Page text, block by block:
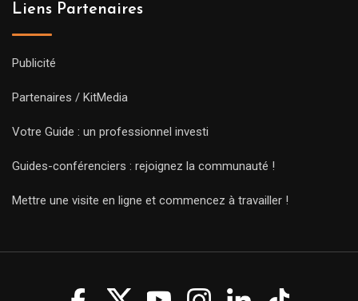
Liens Partenaires
Publicité
Partenaires / KitMedia
Votre Guide : un professionnel investi
Guides-conférenciers : rejoignez la communauté !
Mettre une visite en ligne et commencez à travailler !